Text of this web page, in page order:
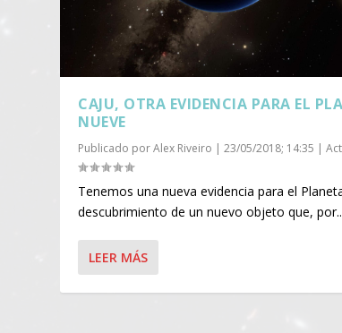
CAJU, OTRA EVIDENCIA PARA EL
NUEVE
Publicado porAlex Riveiro |23/05/2018; 14:35 |
Tenemos una nueva evidencia para el
descubrimiento de un nuevo objeto que,
LEER MÁS